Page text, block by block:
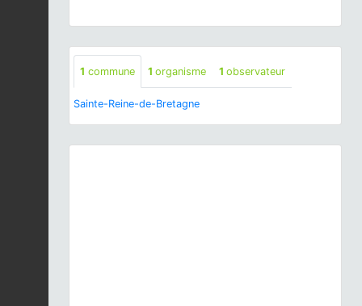
1 commune 1 organisme 1 observateur
Sainte-Reine-de-Bretagne